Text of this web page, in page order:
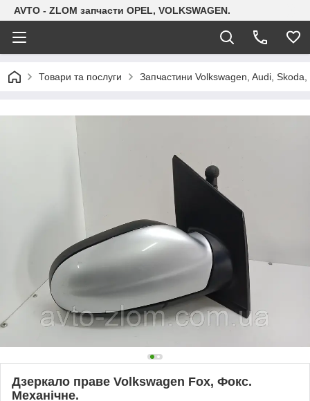
AVTO - ZLOM запчасти OPEL, VOLKSWAGEN.
Товари та послуги Запчастини Volkswagen, Audi, Skoda,
Дзеркало праве Volkswagen Fox, Фокс.
Механічне.